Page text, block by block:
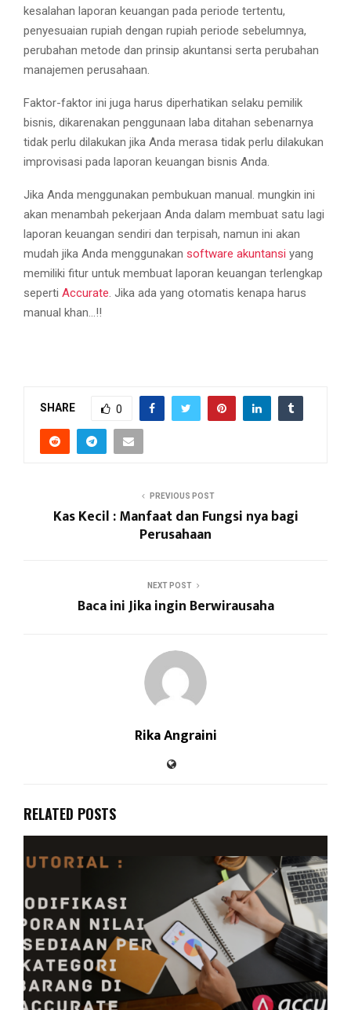
kesalahan laporan keuangan pada periode tertentu,
penyesuaian rupiah dengan rupiah periode sebelumnya,
perubahan metode dan prinsip akuntansi serta perubahan
manajemen perusahaan.
Faktor-faktor ini juga harus diperhatikan selaku pemilik
bisnis, dikarenakan penggunaan laba ditahan sebenarnya
tidak perlu dilakukan jika Anda merasa tidak perlu dilakukan
improvisasi pada laporan keuangan bisnis Anda.
Jika Anda menggunakan pembukuan manual. mungkin ini
akan menambah pekerjaan Anda dalam membuat satu lagi
laporan keuangan sendiri dan terpisah, namun ini akan
mudah jika Anda menggunakan software akuntansi yang
memiliki fitur untuk membuat laporan keuangan terlengkap
seperti Accurate. Jika ada yang otomatis kenapa harus
manual khan…!!
SHARE 0
PREVIOUS POST
Kas Kecil : Manfaat dan Fungsi nya bagi
Perusahaan
NEXT POST
Baca ini Jika ingin Berwirausaha
Rika Angraini
RELATED POSTS